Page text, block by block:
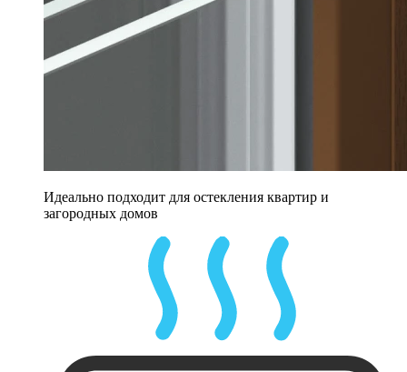
Идеально подходит для остекления квартир и
загородных домов